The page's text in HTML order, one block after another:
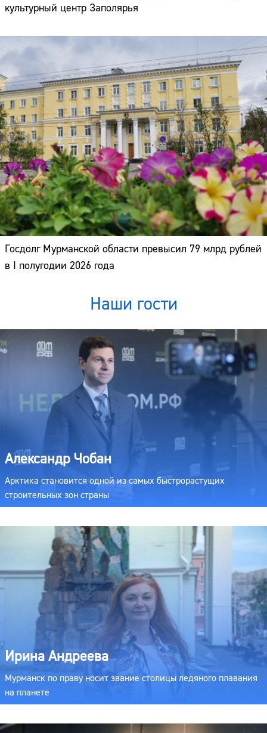
культурный центр Заполярья
Госдолг Мурманской области превысил 79 млрд рублей
в I полугодии 2026 года
Наши гости
Александр Чобан
Арктика становится одной из самых быстрорастущих
строительных зон страны
Ирина Андреева
Мурманск по праву носит звание столицы ледяного плавания
на планете